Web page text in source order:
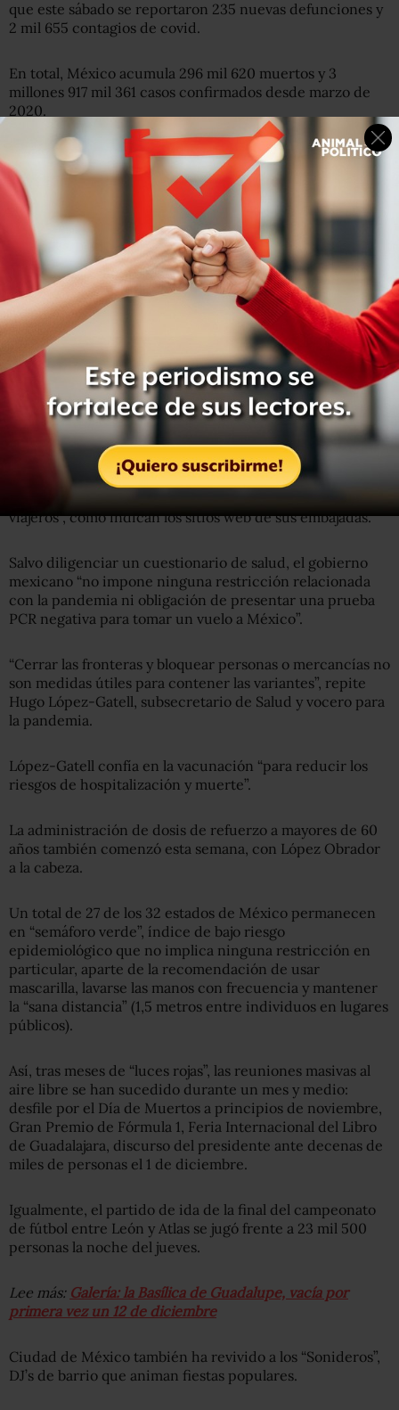
que este sábado se reportaron 235 nuevas defunciones y
2 mil 655 contagios de covid.
En total, México acumula 296 mil 620 muertos y 3
millones 917 mil 361 casos confirmados desde marzo de
2020.
La devoción por la Virgen de Guadalupe en México es tal
que el presidente izquierdista Andrés Manuel López
Obrador, quien se declara cristiano pero no católico,
suspendió su agenda pública de este domingo. “Tenemos
que ser respetuosos”, dijo.
“El pueblo de México es guadalupano (…). Sus dos
símbolos principales son la Virgen de Guadalupe, en
primer lugar, y en segundo lugar (el expresidente) Benito
Juárez (1858-1872)”, expresó el sábado.
Contrariamente al pánico en muchas partes del mundo,
Ciudad de México no ha tomado ninguna medida en
particular tras el anuncio, el 3 de diciembre, de un
primer caso de la variante ómicron en su territorio.
El séptimo país más visitado del mundo sigue siendo uno
viajeros”, como indican los sitios web de sus embajadas.
Salvo diligenciar un cuestionario de salud, el gobierno
mexicano “no impone ninguna restricción relacionada
con la pandemia ni obligación de presentar una prueba
PCR negativa para tomar un vuelo a México”.
“Cerrar las fronteras y bloquear personas o mercancías no
son medidas útiles para contener las variantes”, repite
Hugo López-Gatell, subsecretario de Salud y vocero para
la pandemia.
López-Gatell confía en la vacunación “para reducir los
riesgos de hospitalización y muerte”.
La administración de dosis de refuerzo a mayores de 60
años también comenzó esta semana, con López Obrador
a la cabeza.
Un total de 27 de los 32 estados de México permanecen
en “semáforo verde”, índice de bajo riesgo
epidemiológico que no implica ninguna restricción en
particular, aparte de la recomendación de usar
mascarilla, lavarse las manos con frecuencia y mantener
la “sana distancia” (1,5 metros entre individuos en lugares
públicos).
Así, tras meses de “luces rojas”, las reuniones masivas al
aire libre se han sucedido durante un mes y medio:
desfile por el Día de Muertos a principios de noviembre,
Gran Premio de Fórmula 1, Feria Internacional del Libro
de Guadalajara, discurso del presidente ante decenas de
miles de personas el 1 de diciembre.
Igualmente, el partido de ida de la final del campeonato
de fútbol entre León y Atlas se jugó frente a 23 mil 500
personas la noche del jueves.
Lee más: Galería: la Basílica de Guadalupe, vacía por
primera vez un 12 de diciembre
Ciudad de México también ha revivido a los “Sonideros”,
DJ’s de barrio que animan fiestas populares.